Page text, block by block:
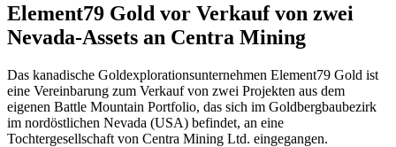
Element79 Gold vor Verkauf von zwei
Nevada-Assets an Centra Mining
Das kanadische Goldexplorationsunternehmen Element79 Gold ist
eine Vereinbarung zum Verkauf von zwei Projekten aus dem
eigenen Battle Mountain Portfolio, das sich im Goldbergbaubezirk
im nordöstlichen Nevada (USA) befindet, an eine
Tochtergesellschaft von Centra Mining Ltd. eingegangen.